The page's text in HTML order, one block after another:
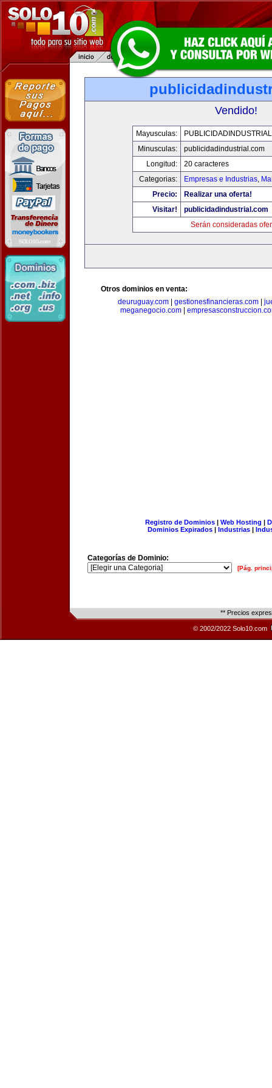
Vendido!
Mayusculas:
Minusculas:
publicidadindustrial.com
Longitud:
20 caracteres
Categorias:
Empresas e Industrias,
Precio:
Realizar una oferta!
Visitar!
publicidadindustrial.com
Serán consideradas
Otros dominios en venta:
deuruguay.com| gestionesfinancieras.com|
meganegocio.com|
Registro de Dominios| Web Hosting |
Dominios Expirados | Industrias |
Categorías de Dominio:
[Pág.
** Precios
© 2002/2022 Solo10.com